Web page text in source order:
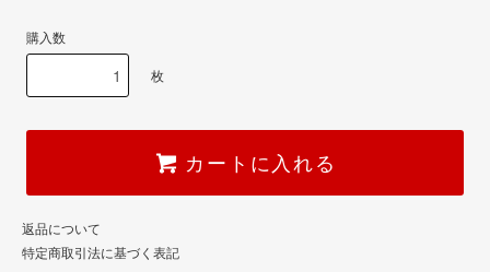
購入数
枚
カートに入れる
返品について
特定商取引法に基づく表記